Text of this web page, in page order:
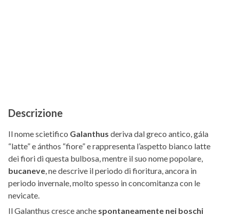
Descrizione
Il nome scietifico Galanthus deriva dal greco antico, gála
“latte” e ánthos “fiore” e rappresenta l’aspetto bianco latte
dei fiori di questa bulbosa, mentre il suo nome popolare,
bucaneve, ne descrive il periodo di fioritura, ancora in
periodo invernale, molto spesso in concomitanza con le
nevicate.
Il Galanthus cresce anche spontaneamente nei boschi